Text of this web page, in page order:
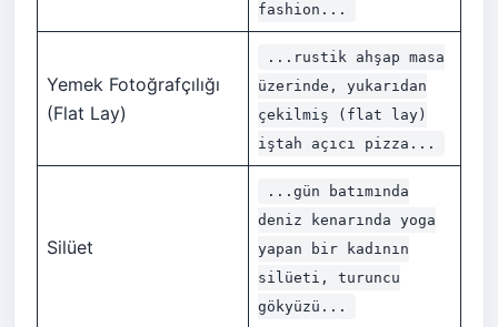
fashion...
Yemek Fotoğrafçılığı
(Flat Lay)
...rustik ahşap masa
üzerinde, yukarıdan
çekilmiş (flat lay)
iştah açıcı pizza...
Silüet
...gün batımında
deniz kenarında yoga
yapan bir kadının
silüeti, turuncu
gökyüzü...